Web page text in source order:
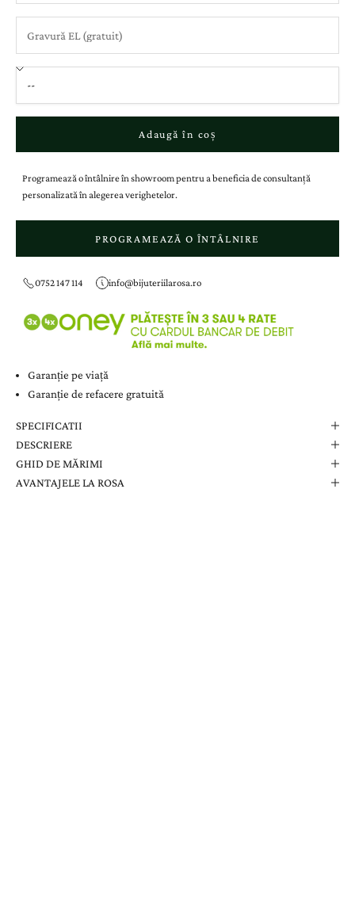
Adaugă în coș
Programează o întâlnire în showroom pentru a beneficia de consultanță
personalizată în alegerea verighetelor.
PROGRAMEAZĂ O ÎNTÂLNIRE
0752 147 114 info@bijuteriilarosa.ro
Garanție pe viață
Garanție de refacere gratuită
SPECIFICATII
DESCRIERE
GHID DE MĂRIMI
AVANTAJELE LA ROSA